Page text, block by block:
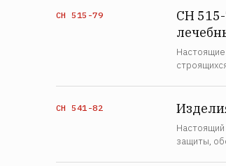
СН 515-79
СН
СН 541-82
Настоящий
защиты,